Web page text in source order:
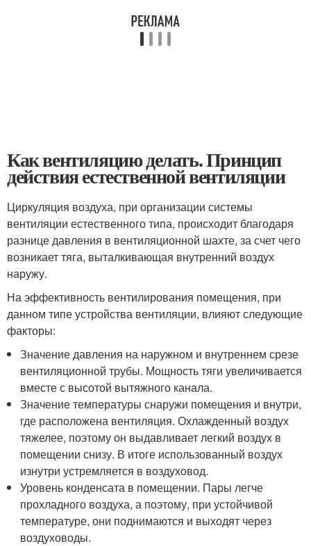
Как вентиляцию делать. Принцип
действия естественной вентиляции
Циркуляция воздуха, при организации системы
вентиляции естественного типа, происходит благодаря
разнице давления в вентиляционной шахте, за счет чего
возникает тяга, выталкивающая внутренний воздух
наружу.
На эффективность вентилирования помещения, при
данном типе устройства вентиляции, влияют следующие
факторы:
Значение давления на наружном и внутреннем срезе
вентиляционной трубы. Мощность тяги увеличивается
вместе с высотой вытяжного канала.
Значение температуры снаружи помещения и внутри,
где расположена вентиляция. Охлажденный воздух
тяжелее, поэтому он выдавливает легкий воздух в
помещении снизу. В итоге использованный воздух
изнутри устремляется в воздуховод.
Уровень конденсата в помещении. Пары легче
прохладного воздуха, а поэтому, при устойчивой
температуре, они поднимаются и выходят через
воздуховоды.